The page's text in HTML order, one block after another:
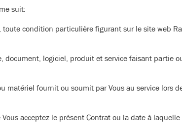
suit:
toute condition particulière figurant sur le site web
document, logiciel, produit et service faisant partie
matériel fournit ou soumit par Vous au service lors
acceptez le présent Contrat ou la date à